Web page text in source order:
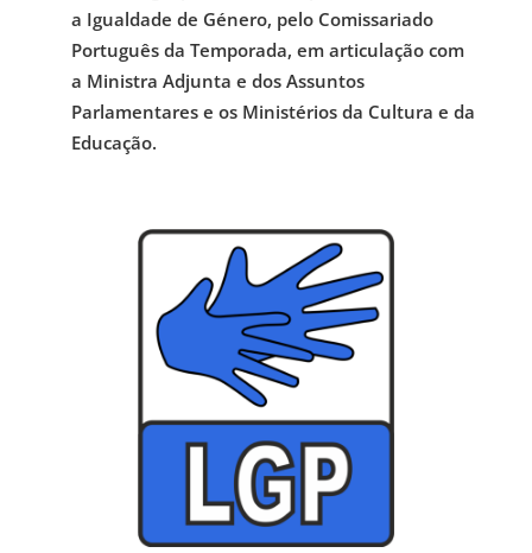
a Igualdade de Género, pelo Comissariado
Português da Temporada, em articulação com
a Ministra Adjunta e dos Assuntos
Parlamentares e os Ministérios da Cultura e da
Educação.